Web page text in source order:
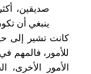
صديقين،
ينبغي أن
كانت تشير إلى
للأمور، فالمهم
الأمور الأخرى،